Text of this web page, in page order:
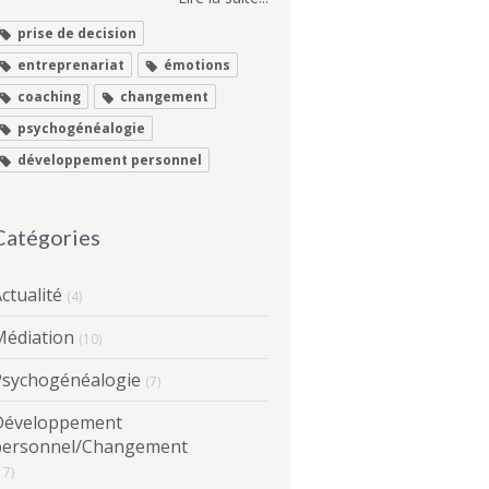
prise de decision
entreprenariat
émotions
coaching
changement
psychogénéalogie
développement personnel
(4)
(10)
(7)
Changement